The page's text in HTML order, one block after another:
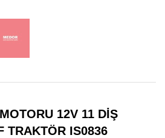
12V 11 DİŞ
TRAKTÖR IS0836